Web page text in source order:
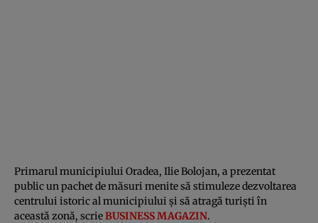
Primarul municipiului Oradea, Ilie Bolojan, a prezentat
public un pachet de măsuri menite să stimuleze dezvoltarea
centrului istoric al municipiului şi să atragă turişti în
această zonă, scrieBUSINESS MAGAZIN.